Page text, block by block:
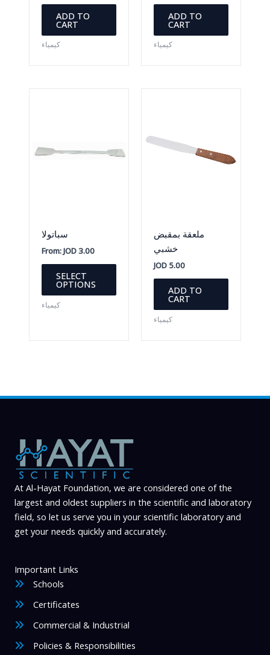
ADD TO
CART
كيمياء
ADD TO
CART
كيمياء
سباتولا
From:JOD3.00
SELECT
OPTIONS
This
has
chosen
product
كيمياء
ملعقة بمقبض
خشبي
JOD 5.00
ADD TO
CART
كيمياء
At Al-Hayat Foundation, we are considered one of the
largest and oldest suppliers in the scientific and laboratory
field, so let us serve you in your scientific laboratory and
get your needs quickly and accurately.
Important Links
Schools
Certificates
Commercial & Industrial
Policies & Responsibilities